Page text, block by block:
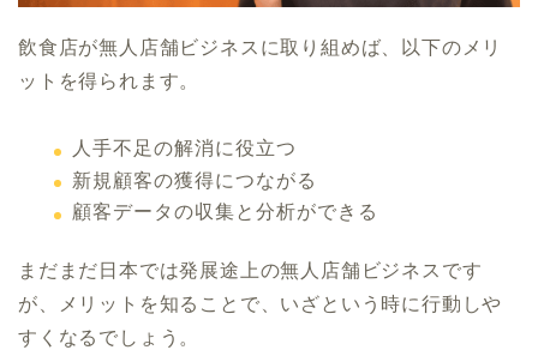
飲食店が無人店舗ビジネスに取り組めば、以下のメリ
ットを得られます。
人手不足の解消に役立つ
新規顧客の獲得につながる
顧客データの収集と分析ができる
まだまだ日本では発展途上の無人店舗ビジネスです
が、メリットを知ることで、いざという時に行動しや
すくなるでしょう。